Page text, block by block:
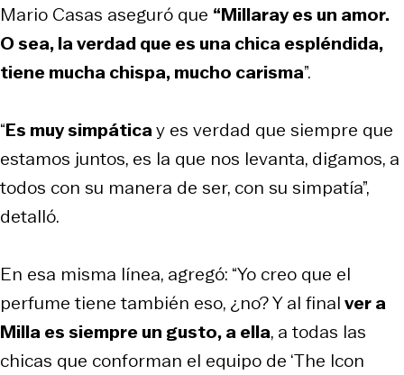
Mario Casas aseguró que “Millaray es un amor.
O sea, la verdad que es una chica espléndida,
tiene mucha chispa, mucho carisma”.
“Es muy simpáticay es verdad que siempre que
estamos juntos, es la que nos levanta, digamos, a
todos con su manera de ser, con su simpatía”,
detalló.
En esa misma línea, agregó: “Yo creo que el
perfume tiene también eso, ¿no? Y al finalver a
Milla es siempre un gusto, a ella, a todas las
chicas que conforman el equipo de ‘The Icon